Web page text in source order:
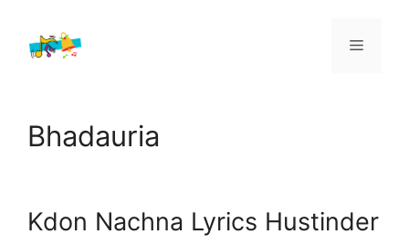
content
Menu
Bhadauria
Kdon Nachna Lyrics Hustinder